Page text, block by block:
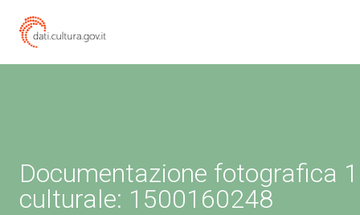
Documentazione fotografica
culturale: 1500160248